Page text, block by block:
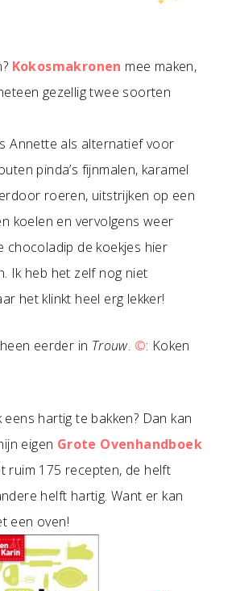
Kokosmakronen mee maken,
gezellig twee soorten
Annette als alternatief voor
pinda’s fijnmalen, karamel
erdoor roeren, uitstrijken op een
koelen en vervolgens weer
chocoladip de koekjes hier
Ik heb het zelf nog niet
het klinkt heel erg lekker!
eerder in Trouw. ©: Koken
hartig te bakken? Dan kan
eigen Grote Ovenhandboek
ruim 175 recepten, de helft
helft hartig. Want er kan
een oven!